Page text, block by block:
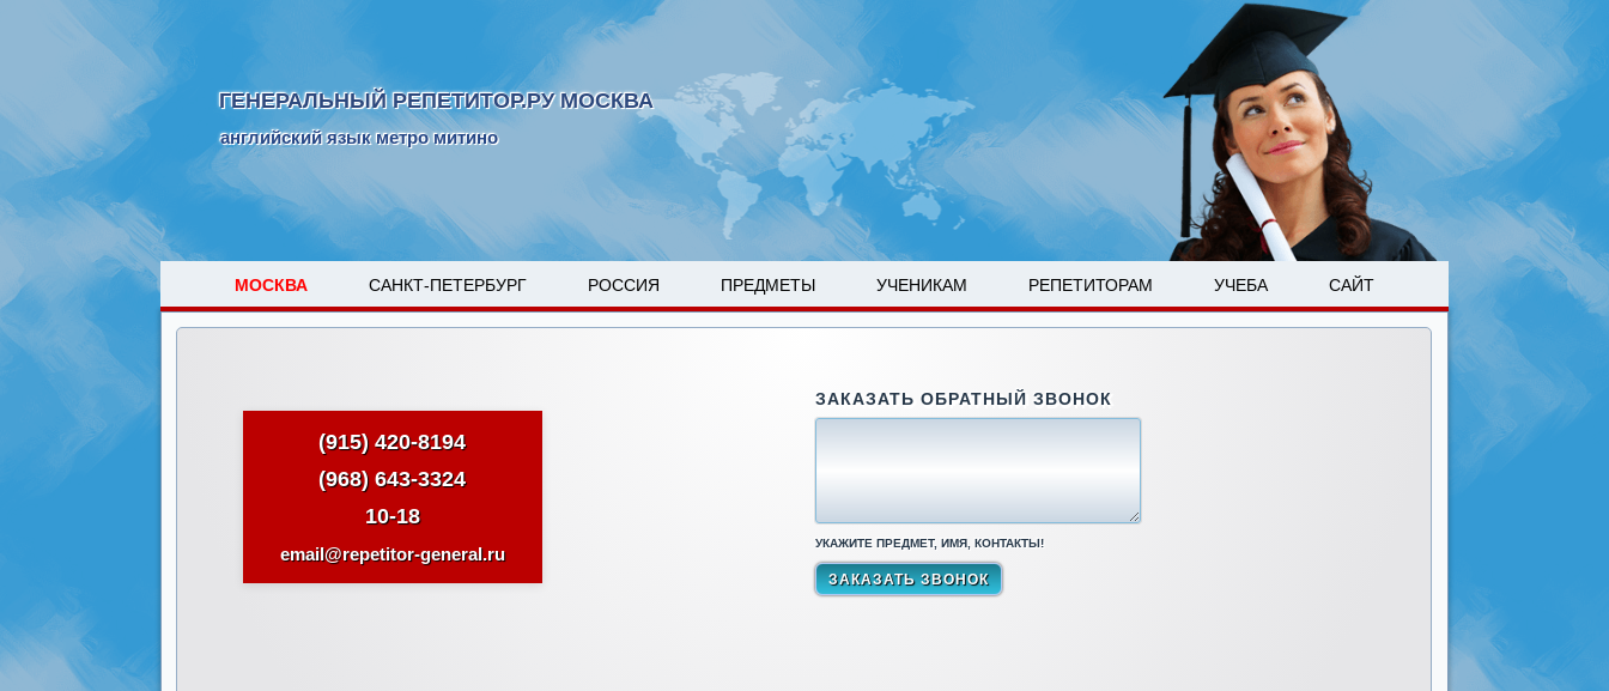
ГЕНЕРАЛЬНЫЙ РЕПЕТИТОР.РУ МОСКВА
английский язык метро митино
МОСКВА САНКТ-ПЕТЕРБУРГ РОССИЯ ПРЕДМЕТЫ УЧЕНИКАМ РЕПЕТИТОРАМ УЧЕБА САЙТ
(915) 420-8194
(968) 643-3324
10-18
email@repetitor-general.ru
ЗАКАЗАТЬ ОБРАТНЫЙ ЗВОНОК
УКАЖИТЕ ПРЕДМЕТ, ИМЯ, КОНТАКТЫ!